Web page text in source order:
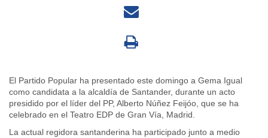
El Partido Popular ha presentado este domingo a Gema Igual
como candidata a la alcaldía de Santander, durante un acto
presidido por el líder del PP, Alberto Núñez Feijóo, que se ha
celebrado en el Teatro EDP de Gran Vía, Madrid.
La actual regidora santanderina ha participado junto a medio